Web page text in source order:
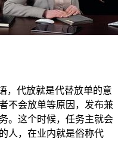
，代放就是代替放单的意
不会放单等原因，发布兼
。这个时候，任务主就会
人，在业内就是俗称代